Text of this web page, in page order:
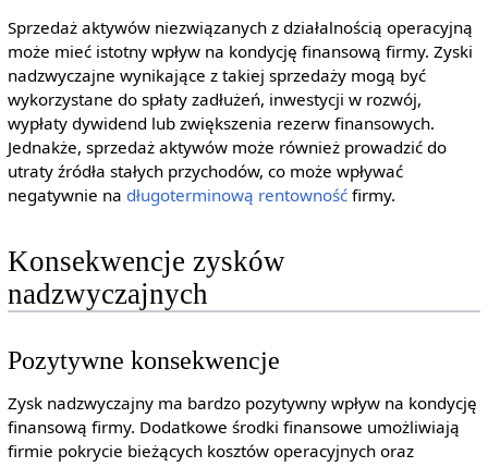
Sprzedaż aktywów niezwiązanych z działalnością operacyjną
może mieć istotny wpływ na kondycję finansową firmy. Zyski
nadzwyczajne wynikające z takiej sprzedaży mogą być
wykorzystane do spłaty zadłużeń, inwestycji w rozwój,
wypłaty dywidend lub zwiększenia rezerw finansowych.
Jednakże, sprzedaż aktywów może również prowadzić do
utraty źródła stałych przychodów, co może wpływać
negatywnie na długoterminową rentownośćfirmy.
Konsekwencje zysków
nadzwyczajnych
Pozytywne konsekwencje
Zysk nadzwyczajny ma bardzo pozytywny wpływ na kondycję
finansową firmy. Dodatkowe środki finansowe umożliwiają
firmie pokrycie bieżących kosztów operacyjnych oraz